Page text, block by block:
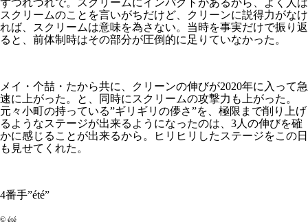
スクリームのことを言いがちだけど、クリーンに説得力がなけ
れば、スクリームは意味を為さない。当時を事実だけで振り返
ると、前体制時はその部分が圧倒的に足りていなかった。
メイ・个喆・たから共に、クリーンの伸びが2020年に入って急
速に上がった。と、同時にスクリームの攻撃力も上がった。
元々小町の持っている”ギリギリの儚さ”を、極限まで削り上げ
るようなステージが出来るようになったのは、3人の伸びを確
かに感じることが出来るから。ヒリヒリしたステージをこの日
も見せてくれた。
4番手”été”
©︎ été